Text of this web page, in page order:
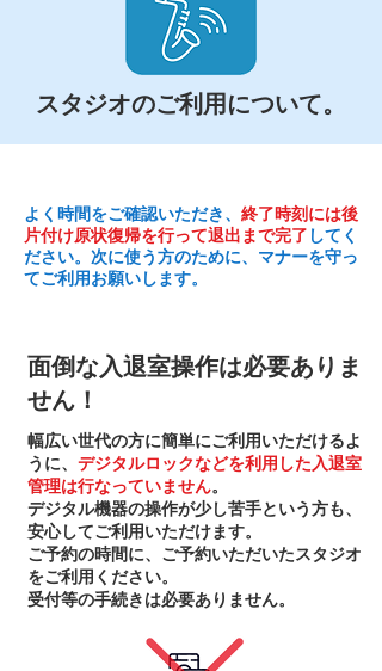
スタジオのご利用について。
よく時間をご確認いただき、 終了時刻には後
片付け原状復帰を行って退出まで完了 してく
ださい。次に使う方のために、マナーを守っ
てご利用お願いします。
面倒な入退室操作は必要ありま
せん！
幅広い世代の方に簡単にご利用いただけるよ
うに、 デジタルロックなどを利用した入退室
管理は行なっていません。
デジタル機器の操作が少し苦手という方も、
安心してご利用いただけます。
ご予約の時間に、ご予約いただいたスタジオ
をご利用ください。
受付等の手続きは必要ありません。